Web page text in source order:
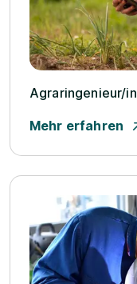
Agraringenieur/­in
Mehr erfahren